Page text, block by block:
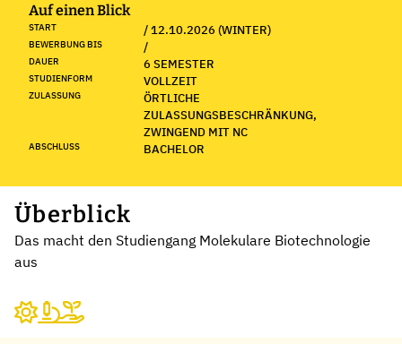
Auf einen Blick
START / 12.10.2026 (WINTER)
BEWERBUNG BIS /
DAUER 6 SEMESTER
STUDIENFORM VOLLZEIT
ZULASSUNG
ÖRTLICHE
ZULASSUNGSBESCHRÄNKUNG,
ZWINGEND MIT NC
ABSCHLUSS BACHELOR
Überblick
Das macht den Studiengang Molekulare Biotechnologie
aus